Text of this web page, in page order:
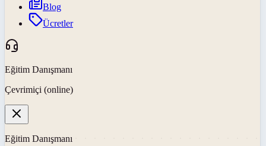
Blog
Ücretler
Eğitim Danışmanı
Çevrimiçi (online)
Eğitim Danışmanı